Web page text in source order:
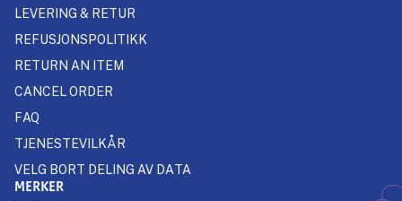
LEVERING & RETUR
REFUSJONSPOLITIKK
RETURN AN ITEM
CANCEL ORDER
FAQ
TJENESTEVILKÅR
VELG BORT DELING AV DATA
MERKER